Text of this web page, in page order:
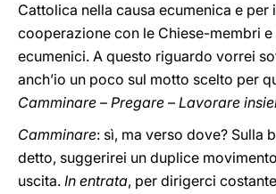
Cattolica nella causa ecumenica e per
cooperazione con le Chiese-membri
ecumenici. A questo riguardo vorrei
anch’io un poco sul motto scelto per
Camminare – Pregare – Lavorare
Camminare: sì, ma verso dove? Sulla
detto, suggerirei un duplice
uscita. In entrata, per dirigerci